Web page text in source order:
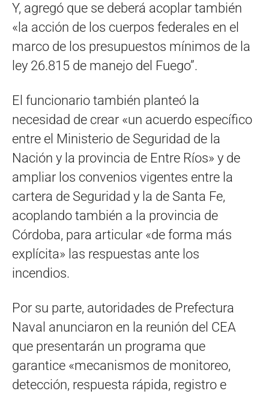
Y, agregó que se deberá acoplar también
«la acción de los cuerpos federales en el
marco de los presupuestos mínimos de la
ley 26.815 de manejo del Fuego”.
El funcionario también planteó la
necesidad de crear «un acuerdo específico
entre el Ministerio de Seguridad de la
Nación y la provincia de Entre Ríos» y de
ampliar los convenios vigentes entre la
cartera de Seguridad y la de Santa Fe,
acoplando también a la provincia de
Córdoba, para articular «de forma más
explícita» las respuestas ante los
incendios.
Por su parte, autoridades de Prefectura
Naval anunciaron en la reunión del CEA
que presentarán un programa que
garantice «mecanismos de monitoreo,
detección, respuesta rápida, registro e